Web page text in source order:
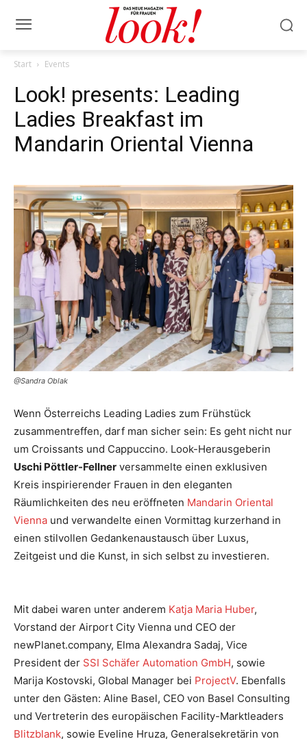
Start Events
Look! presents: Leading
Ladies Breakfast im
Mandarin Oriental Vienna
@Sandra Oblak
Wenn Österreichs Leading Ladies zum Frühstück
zusammentreffen, darf man sicher sein: Es geht nicht nur
um Croissants und Cappuccino. Look-Herausgeberin
Uschi Pöttler-Fellner versammelte einen exklusiven
Kreis inspirierender Frauen in den eleganten
Räumlichkeiten des neu eröffneten Mandarin Oriental
Vienna und verwandelte einen Vormittag kurzerhand in
einen stilvollen Gedankenaustausch über Luxus,
Zeitgeist und die Kunst, in sich selbst zu investieren.
Mit dabei waren unter anderem Katja Maria Huber,
Vorstand der Airport City Vienna und CEO der
newPlanet.company, Elma Alexandra Sadaj, Vice
President der SSI Schäfer Automation GmbH, sowie
Marija Kostovski, Global Manager bei ProjectV. Ebenfalls
unter den Gästen: Aline Basel, CEO von Basel Consulting
und Vertreterin des europäischen Facility-Marktleaders
Blitzblank, sowie Eveline Hruza, Generalsekretärin von